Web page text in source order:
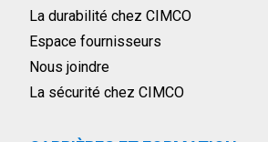
La durabilité chez CIMCO
Espace fournisseurs
Nous joindre
La sécurité chez CIMCO